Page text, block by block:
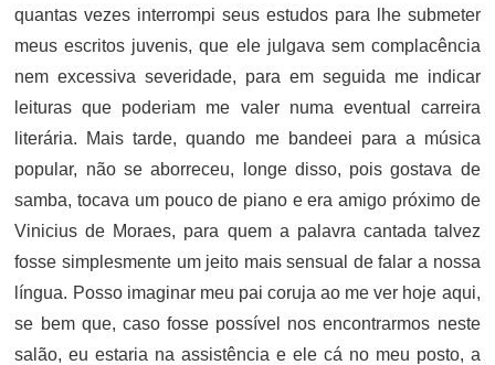
quantas vezes interrompi seus estudos para lhe submeter
meus escritos juvenis, que ele julgava sem complacência
nem excessiva severidade, para em seguida me indicar
leituras que poderiam me valer numa eventual carreira
literária. Mais tarde, quando me bandeei para a música
popular, não se aborreceu, longe disso, pois gostava de
samba, tocava um pouco de piano e era amigo próximo de
Vinicius de Moraes, para quem a palavra cantada talvez
fosse simplesmente um jeito mais sensual de falar a nossa
língua. Posso imaginar meu pai coruja ao me ver hoje aqui,
se bem que, caso fosse possível nos encontrarmos neste
salão, eu estaria na assistência e ele cá no meu posto, a